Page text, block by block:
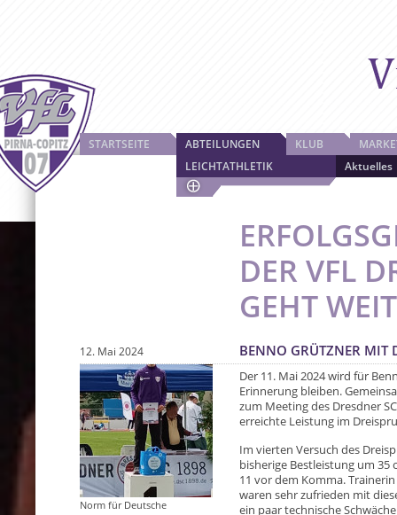
STARTSEITE
ABTEILUNGEN
LEICHTATHLETIK
Aktuelles
KLUB
DER VFL
GEHT
BENNO GRÜTZNER MIT
12. Mai 2024
Der 11. Mai 2024 wird für
Erinnerung bleiben.
zum Meeting des Dresdner
erreichte Leistung im
Im vierten Versuch des
bisherige Bestleistung um 35
11 vor dem Komma.
waren sehr zufrieden mit
ein paar technische
Norm für Deutsche